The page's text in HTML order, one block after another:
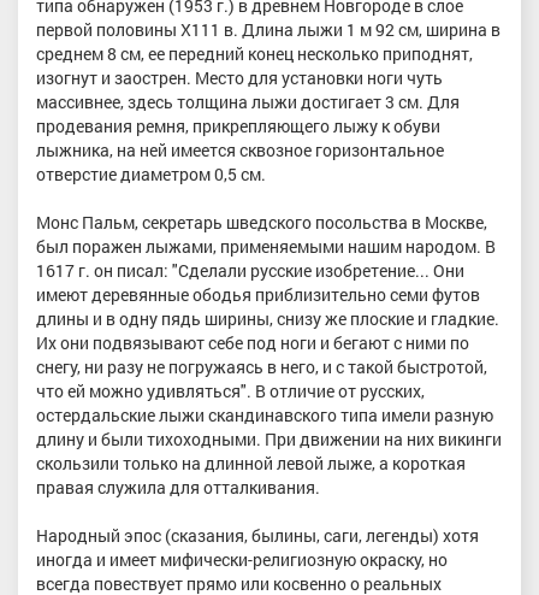
типа обнаружен (1953 г.) в древнем Новгороде в слое
первой половины Х111 в. Длина лыжи 1 м 92 см, ширина в
среднем 8 см, ее передний конец несколько приподнят,
изогнут и заострен. Место для установки ноги чуть
массивнее, здесь толщина лыжи достигает 3 см. Для
продевания ремня, прикрепляющего лыжу к обуви
лыжника, на ней имеется сквозное горизонтальное
отверстие диаметром 0,5 см.
Монс Пальм, секретарь шведского посольства в Москве,
был поражен лыжами, применяемыми нашим народом. В
1617 г. он писал: "Сделали русские изобретение... Они
имеют деревянные ободья приблизительно семи футов
длины и в одну пядь ширины, снизу же плоские и гладкие.
Их они подвязывают себе под ноги и бегают с ними по
снегу, ни разу не погружаясь в него, и с такой быстротой,
что ей можно удивляться". В отличие от русских,
остердальские лыжи скандинавского типа имели разную
длину и были тихоходными. При движении на них викинги
скользили только на длинной левой лыже, а короткая
правая служила для отталкивания.
Народный эпос (сказания, былины, саги, легенды) хотя
иногда и имеет мифически-религиозную окраску, но
всегда повествует прямо или косвенно о реальных